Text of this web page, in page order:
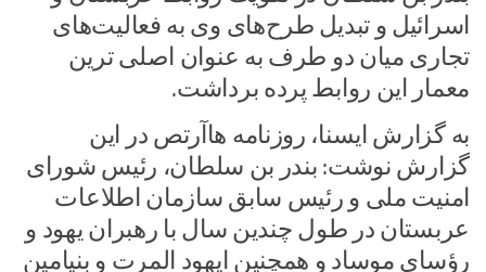
اسرائیل و تبدیل طرح‌های وی به فعالیت‌های
تجاری میان دو طرف به عنوان اصلی ترین
معمار این روابط پرده برداشت.
به گزارش ایسنا، روزنامه هاآرتص در این
گزارش نوشت: بندر بن سلطان، رئیس شورای
امنیت ملی و رئیس سابق سازمان اطلاعات
عربستان در طول چندین سال با رهبران یهود و
رؤسای موساد و همچنین ایهود المرت و بنیامین